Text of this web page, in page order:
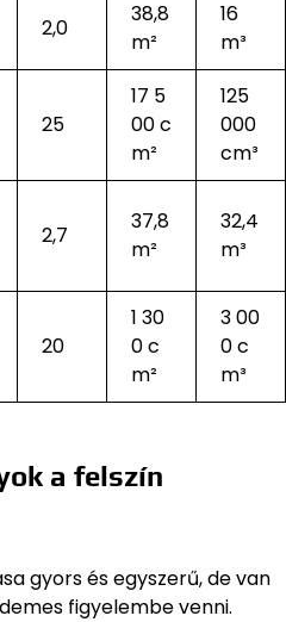
2,0
38,8
m²
16
m³
25
17 5
00 c
m²
125
000
cm³
2,7
37,8
m²
32,4
m³
20
1 30
0 c
m²
3 00
0 c
m³
a felszín
gyors és egyszerű, de van
figyelembe venni.